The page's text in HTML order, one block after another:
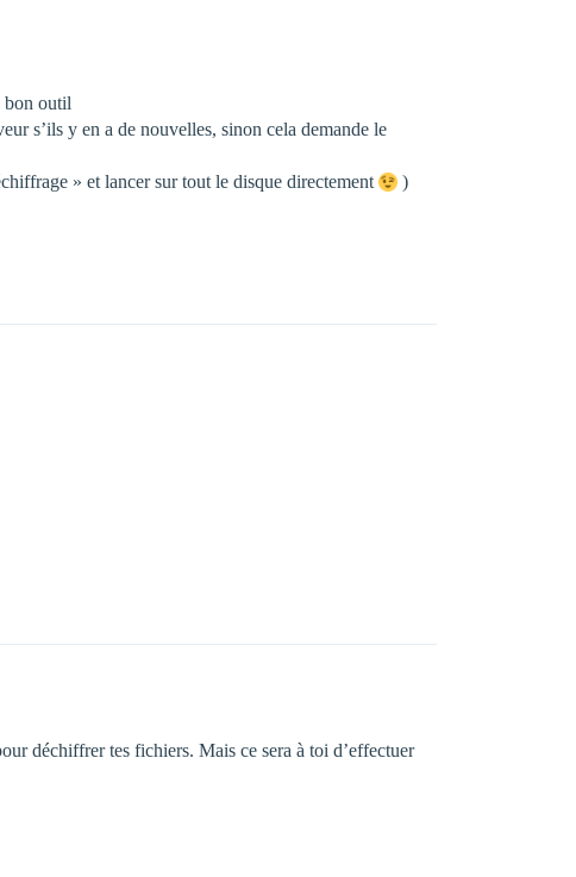
bon outil
s’ils y en a de nouvelles, sinon cela demande le
» et lancer sur tout le disque directement
)
déchiffrer tes fichiers. Mais ce sera à toi d’effectuer